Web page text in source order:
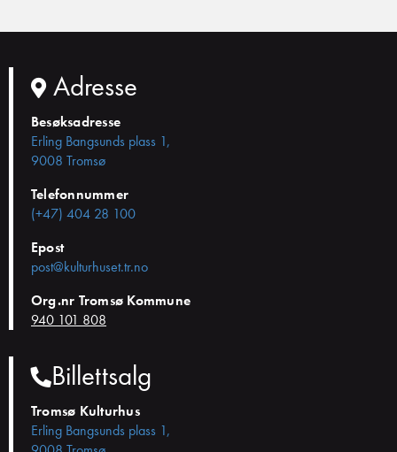
Adresse
Besøksadresse
Erling Bangsunds plass 1,
9008 Tromsø
Telefonnummer
(+47) 404 28 100
Epost
post@kulturhuset.tr.no
Org.nr Tromsø Kommune
940 101 808
Billettsalg
Tromsø Kulturhus
Erling Bangsunds plass 1,